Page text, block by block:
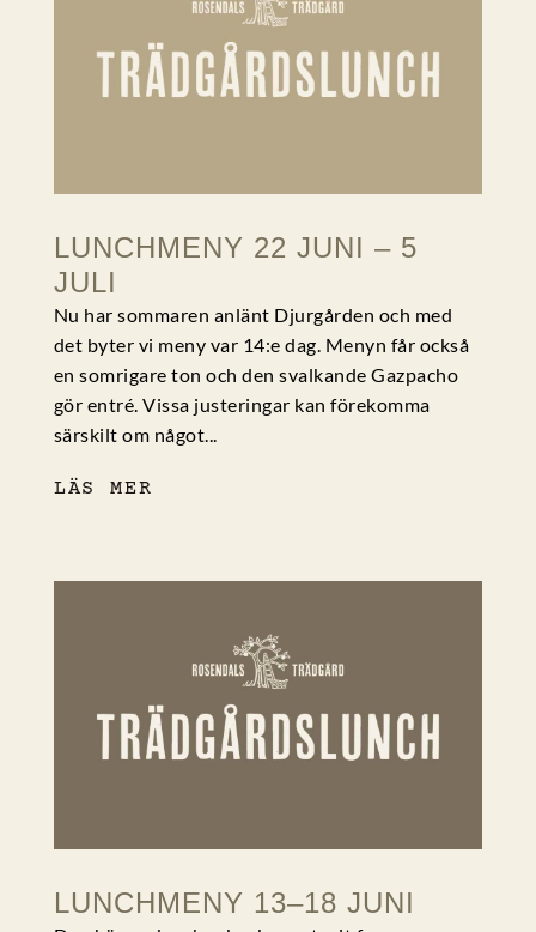
LUNCHMENY 22 JUNI – 5
JULI
Nu har sommaren anlänt Djurgården och med
det byter vi meny var 14:e dag. Menyn får också
en somrigare ton och den svalkande Gazpacho
gör entré. Vissa justeringar kan förekomma
särskilt om något...
LÄS MER
LUNCHMENY 13–18 JUNI